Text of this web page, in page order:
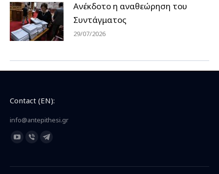
Ανέκδοτο η αναθεώρηση του
Συντάγματος
29/07/2026
Contact (EN):
info@antepithesi.gr
Find us on:
YouTube
opens
Viber
opens
Telegram
opens